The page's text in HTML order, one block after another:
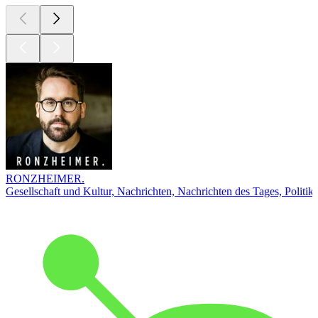
RONZHEIMER.
Gesellschaft und Kultur, Nachrichten, Nachrichten des Tages, Politik